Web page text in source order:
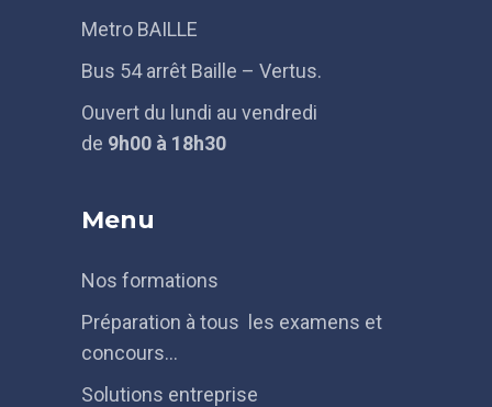
Metro BAILLE
Bus 54 arrêt Baille – Vertus.
Ouvert du lundi au vendredi
de 9h00 à 18h30
Menu
Nos formations
Préparation à tous les examens et
concours…
Solutions entreprise